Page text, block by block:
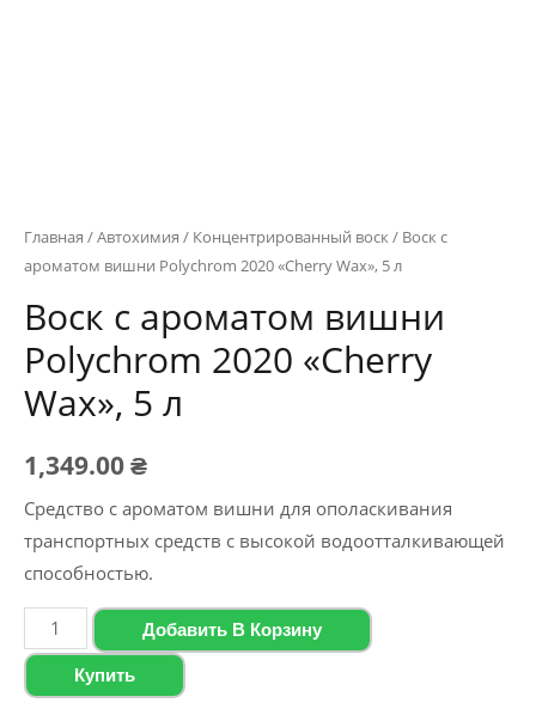
Главная /Автохимия / Концентрированный воск/ Воск с
ароматом вишни Polychrom 2020 «Cherry Wax», 5 л
Воск с ароматом вишни
Polychrom 2020 «Cherry
Wax», 5 л
1,349.00₴
Средство с ароматом вишни для ополаскивания
транспортных средств с высокой водоотталкивающей
способностью.
Количество
товара
Воск
Добавить В Корзину
Купить